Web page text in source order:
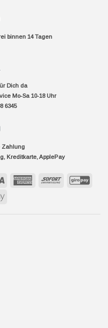
binnen 14 Tagen
Dich da
Mo-Sa 10-18 Uhr
6345
Zahlung
Kreditkarte, ApplePay
Visa
AmericanSofort
Apple